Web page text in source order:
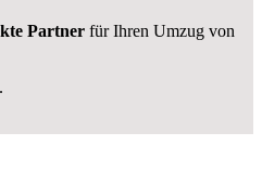
Partner für Ihren Umzug von